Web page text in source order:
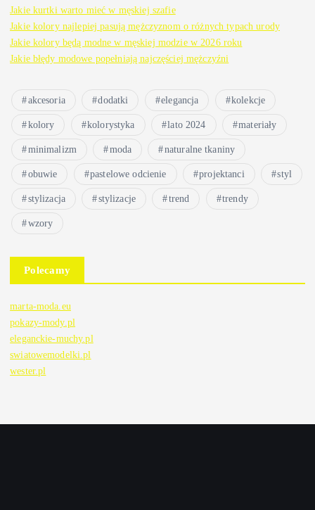
Jakie kurtki warto mieć w męskiej szafie
Jakie kolory najlepiej pasują mężczyznom o różnych typach urody
Jakie kolory będą modne w męskiej modzie w 2026 roku
Jakie błędy modowe popełniają najczęściej mężczyźni
akcesoria dodatki elegancja kolekcje
kolory kolorystyka lato 2024 materiały
minimalizm moda naturalne tkaniny
obuwie pastelowe odcienie projektanci styl
stylizacja stylizacje trend trendy
wzory
Polecamy
marta-moda.eu
pokazy-mody.pl
eleganckie-muchy.pl
swiatowemodelki.pl
wester.pl